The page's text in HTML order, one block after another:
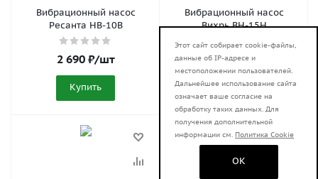
Вибрационный насос
Ресанта НВ-10В
2 690₽/шт
Купить
Вибрационный насос
Вихрь ВН-15Н
2 690₽/шт
Купить
НОВИНКА
Этот сайт собирает cookie-файлы,
данные об IP-адресе и
местоположении пользователей.
Дальнейшее использование сайта
означает ваше согласие на
обработку таких данных. Для
получения дополнительной
информации см. Политика Cookie
OK